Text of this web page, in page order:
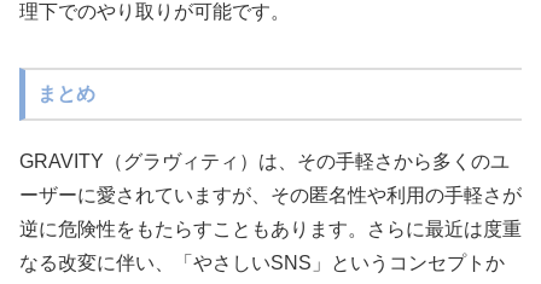
理下でのやり取りが可能です。
まとめ
GRAVITY（グラヴィティ）は、その手軽さから多くのユ
ーザーに愛されていますが、その匿名性や利用の手軽さが
逆に危険性をもたらすこともあります。さらに最近は度重
なる改変に伴い、「やさしいSNS」というコンセプトか